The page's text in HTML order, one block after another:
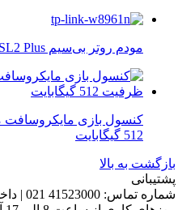
مودم روتر بی‌سیم ADSL2 Plus تی پی-لینک مدل W8961N
512 گیگابایت
بازگشت به بالا
پشتیبانی
شماره تماس: 41523000 021 | داخلی (۳۰۷)